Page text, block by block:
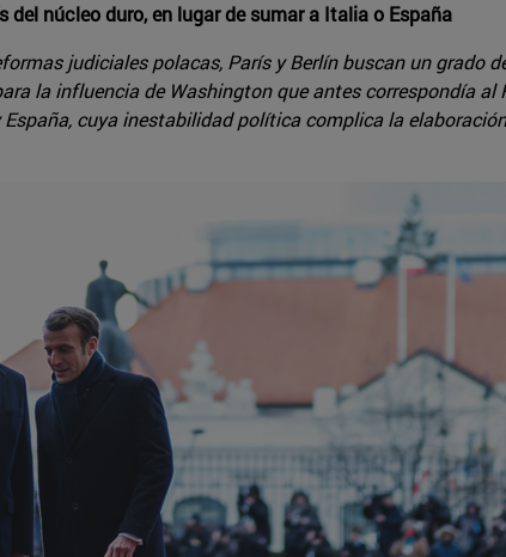
núcleo duro, en lugar de sumar a Italia o España
judiciales polacas, París y Berlín buscan un grado
la influencia de Washington que antes correspondía al
cuya inestabilidad política complica la